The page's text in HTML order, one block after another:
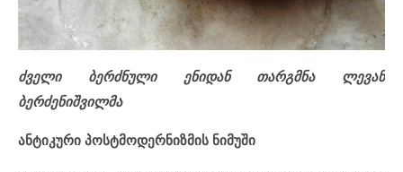
ძველი ბერძნული ენიდან თარგმნა ლევან
ბერძენიშვილმა
ანტიკური პოსტმოდერნიზმის ნიმუში